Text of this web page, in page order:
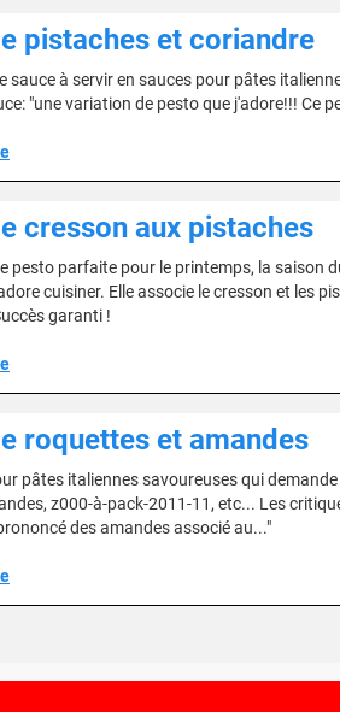
pistaches et coriandre
sauce à servir en sauces pour pâtes
"une variation de pesto que j'adore!!! Ce
cresson aux pistaches
pesto parfaite pour le printemps, la saison
cuisiner. Elle associe le cresson et les
garanti !
roquettes et amandes
pâtes italiennes savoureuses qui
z000-à-pack-2011-11, etc... Les
des amandes associé au..."